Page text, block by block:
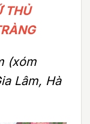
THỦ
(xóm
Lâm, Hà